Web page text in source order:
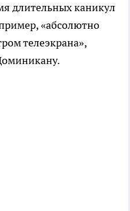
длительных каникул
«абсолютно
телеэкрана»,